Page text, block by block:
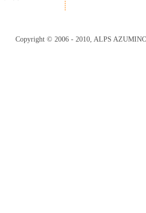
Copyright © 2006 - 2010, ALPS